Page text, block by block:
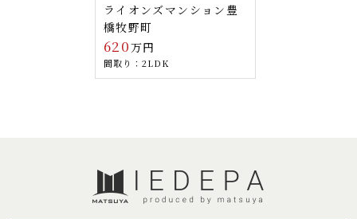
ライオンズマンション豊
橋牧野町
620万円
間取り：2LDK